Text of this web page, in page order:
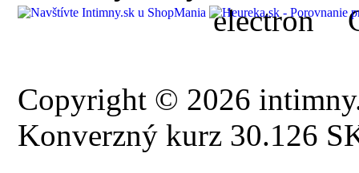
Copyright © 2026
Konverzný kurz 30.126